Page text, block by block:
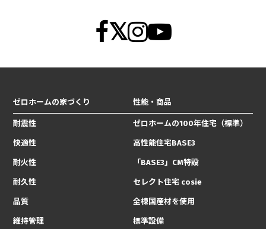
ゼロホームの家づくり
耐震性
快適性
耐火性
耐久性
品質
維持管理
性能・商品
ゼロホームの100年住宅（標準）
高性能住宅BASE3
「BASE3」CM特設
セレクト住宅 cosie
全棟国産材を使用
標準設備